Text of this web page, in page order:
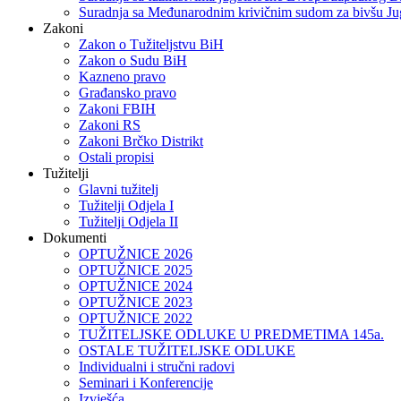
Suradnja sa Međunarodnim krivičnim sudom za bivšu
Zakoni
Zakon o Тužiteljstvu BiH
Zakon o Sudu BiH
Kazneno pravo
Građansko pravo
Zakoni FBIH
Zakoni RS
Zakoni Brčko Distrikt
Ostali propisi
Tužitelji
Glavni tužitelj
Tužitelji Odjela I
Tužitelji Odjela II
Dokumenti
OPTUŽNICE 2026
OPTUŽNICE 2025
OPTUŽNICE 2024
OPTUŽNICE 2023
OPTUŽNICE 2022
TUŽITELJSKE ODLUKE U PREDMETIMA 145a.
OSTALE TUŽITELJSKE ODLUKE
Individualni i stručni radovi
Seminari i Konferencije